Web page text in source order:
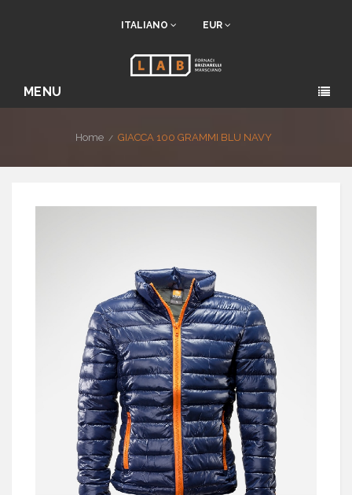
ITALIANO EUR
MENU
Home GIACCA 100 GRAMMI BLU NAVY